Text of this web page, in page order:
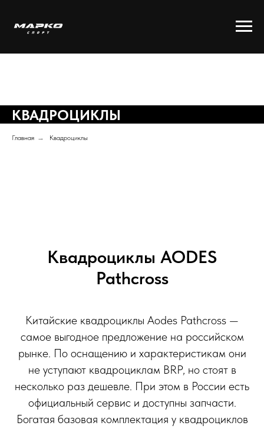
КВАДРОЦИКЛЫ
Главная → Квадроциклы
Квадроциклы AODES
Pathcross
Китайские квадроциклы Aodes Pathcross —
самое выгодное предложение на российском
рынке. По оснащению и характеристикам они
не уступают квадроциклам BRP, но стоят в
несколько раз дешевле. При этом в России есть
официальный сервис и доступны запчасти.
Богатая базовая комплектация у квадроциклов